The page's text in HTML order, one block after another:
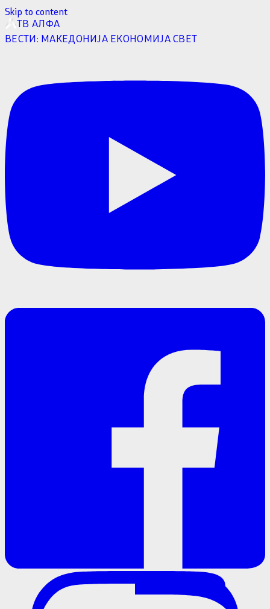
Skip to content
ТВ АЛФА
ВЕСТИ: МАКЕДОНИЈА ЕКОНОМИЈАСВЕТ